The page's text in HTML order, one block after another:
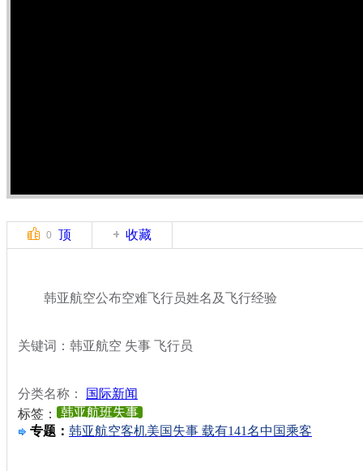
0 顶 收藏
韩亚航空公布空难飞行员姓名及飞行经验
关键词：韩亚航空 失事 飞行员
分类名称：
国际新闻
标签：
韩亚航班失事
专题： 韩亚航空客机美国失事 载有141名中国乘客